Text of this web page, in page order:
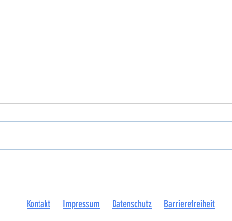
Kontakt Impressum Datenschutz Barrierefreiheit